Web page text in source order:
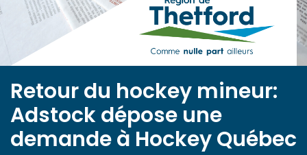
Retour du hockey mineur:
Adstock dépose une
demande à Hockey Québec